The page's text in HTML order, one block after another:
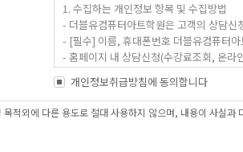
1. 수집하는 개인정보 항목 및 수집방법
- 더블유컴퓨터아트학원은 고객의 상담
- [필수] 이름, 휴대폰번호 더블유컴퓨터
- 홈페이지 내 상담신청(수강료조회, 온라
2. 개인정보 수집 및 이용목적
- 과정문의에 대한 학과담당선생님의 전
개인정보취급방침에 동의합니다
적외에 다른 용도로 절대 사용하지 않으며, 내용이 사실